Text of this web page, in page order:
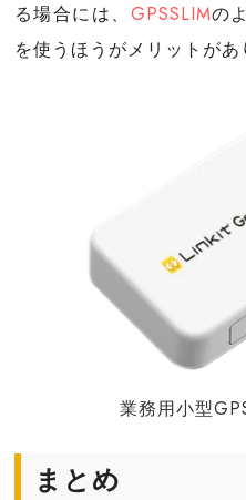
る場合には、 GPSSLIMの
を使うほうがメリットがあ
業務用小型
まとめ